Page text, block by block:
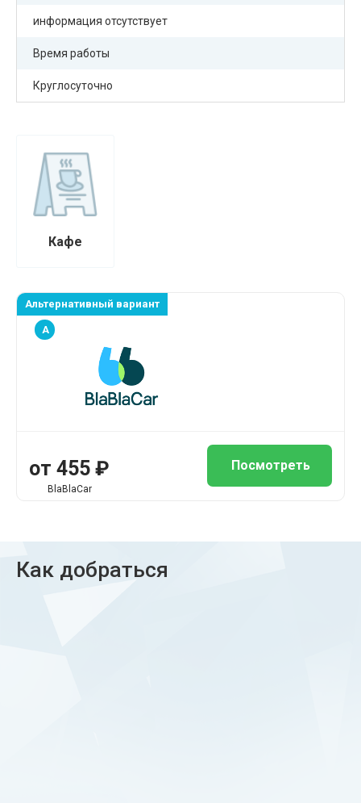
информация отсутствует
Время работы
Круглосуточно
Кафе
Альтернативный вариант
A
от 455 ₽
BlaBlaCar
Посмотреть
Как добраться